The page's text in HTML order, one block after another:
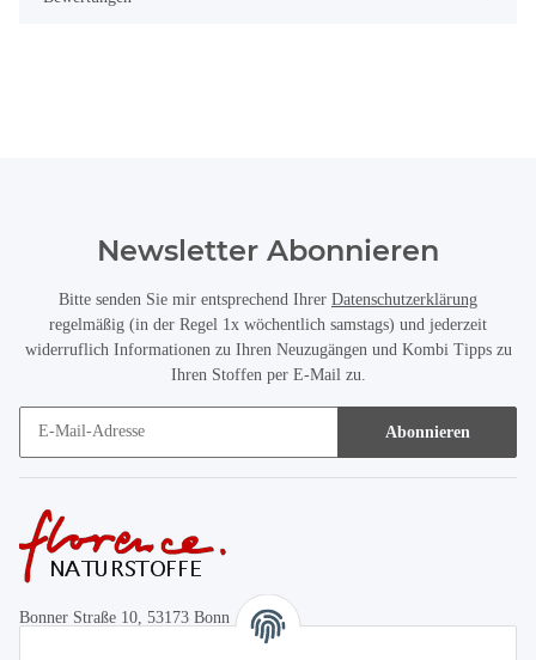
Newsletter Abonnieren
Bitte senden Sie mir entsprechend Ihrer Datenschutzerklärung
regelmäßig (in der Regel 1x wöchentlich samstags) und jederzeit
widerruflich Informationen zu Ihren Neuzugängen und Kombi Tipps zu
Ihren Stoffen per E-Mail zu.
Abonnieren
Bonner Straße 10, 53173 Bonn